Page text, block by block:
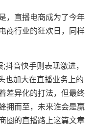
直播电商成为了今年
商行业的狂欢日，同样
音快手则表现激进，
也加大在直播业务上的
差异化的打法，但最终
拥而至，未来谁会是赢
圈的直播路上这篇文章